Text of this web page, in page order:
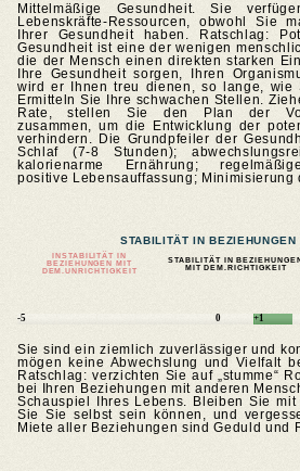
Mittelmäßige Gesundheit. Sie
Lebenskräfte-Ressourcen, obwohl Sie
Ihrer Gesundheit haben. Ratschlag:
Gesundheit ist eine der wenigen
die der Mensch einen direkten starken
Ihre Gesundheit sorgen, Ihren
wird er Ihnen treu dienen, so lange, wie
Ermitteln Sie Ihre schwachen Stellen.
Rate, stellen Sie den Plan der
zusammen, um die Entwicklung der
verhindern. Die Grundpfeiler der
Schlaf (7-8 Stunden);
kalorienarme Ernährung;
positive Lebensauffassung; Minimisierung
STABILITÄT IN BEZIEHUNGEN
INSTABILITÄT IN
BEZIEHUNGEN MIT
DEM.UNRICHTIGKEIT
STABILITÄT IN
MIT DEM.RICHTIGKEIT
-5 0 +1
Sie sind ein ziemlich zuverlässiger und
mögen keine Abwechslung und Vielfalt
Ratschlag: verzichten Sie auf „stumme“
bei Ihren Beziehungen mit anderen
Schauspiel Ihres Lebens. Bleiben Sie
Sie Sie selbst sein können, und
Miete aller Beziehungen sind Geduld und